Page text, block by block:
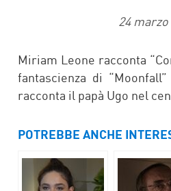
24 marzo
Miriam Leone racconta
fantascienza di
racconta il papà Ugo nel
POTREBBE ANCHE